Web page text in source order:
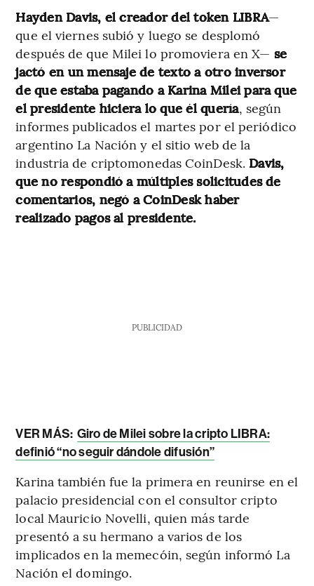
Hayden Davis, el creador del token LIBRA—
que el viernes subió y luego se desplomó
después de que Milei lo promoviera en X— se
jactó en un mensaje de texto a otro inversor
de que estaba pagando a Karina Milei para que
el presidente hiciera lo que él quería, según
informes publicados el martes por el periódico
argentino La Nación y el sitio web de la
industria de criptomonedas CoinDesk. Davis,
que no respondió a múltiples solicitudes de
comentarios, negó a CoinDesk haber
realizado pagos al presidente.
PUBLICIDAD
VER MÁS: Giro de Milei sobre la cripto LIBRA:
definió “no seguir dándole difusión”
Karina también fue la primera en reunirse en el
palacio presidencial con el consultor cripto
local Mauricio Novelli, quien más tarde
presentó a su hermano a varios de los
implicados en la memecóin, según informó La
Nación el domingo.